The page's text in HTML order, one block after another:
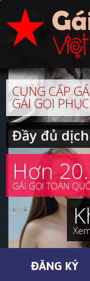
CUNG CẤP
GÁI GỌI
Đầy đủ
Hơn
GÁI GỌI TOÀN
ĐĂNG KÝ